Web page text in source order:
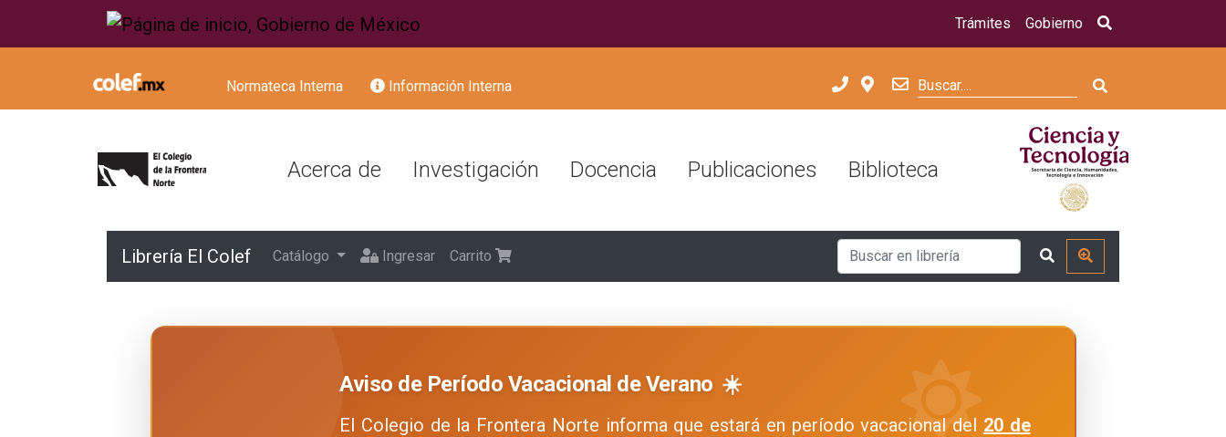
Trámites Gobierno
Normateca Interna Información Interna
Acerca de Investigación Docencia Publicaciones Biblioteca
Librería El Colef Catálogo Ingresar Carrito
Aviso de Período Vacacional de Verano ☀️
El Colegio de la Frontera Norte informa que estará en período vacacional del 20 de